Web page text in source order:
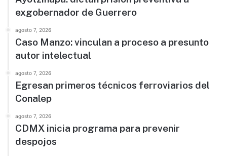
exgobernador de Guerrero
agosto 7, 2026
Caso Manzo: vinculan a proceso a presunto
autor intelectual
agosto 7, 2026
Egresan primeros técnicos ferroviarios del
Conalep
agosto 7, 2026
CDMX inicia programa para prevenir
despojos